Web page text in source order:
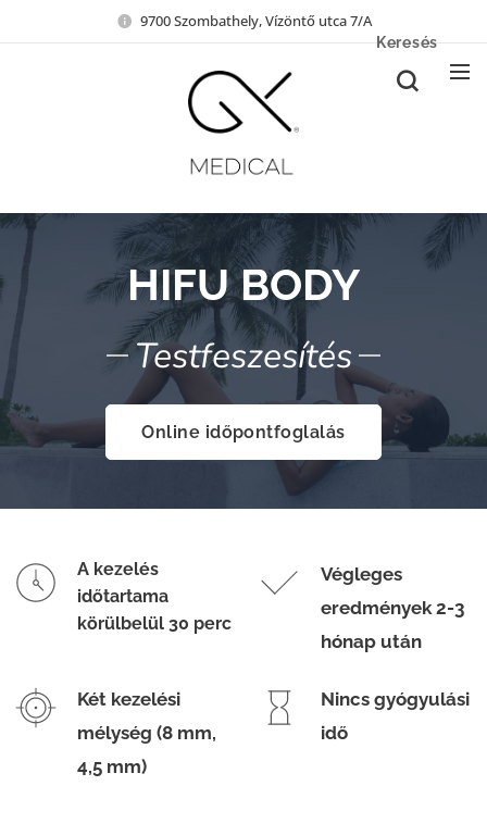
9700 Szombathely, Vízöntő utca 7/A
Keresés
HIFU BODY
Testfeszesítés
Online időpontfoglalás
A kezelés
időtartama
körülbelül 30 perc
Végleges
eredmények 2-3
hónap után
Két kezelési
mélység (8 mm,
4,5 mm)
Nincs gyógyulási
idő